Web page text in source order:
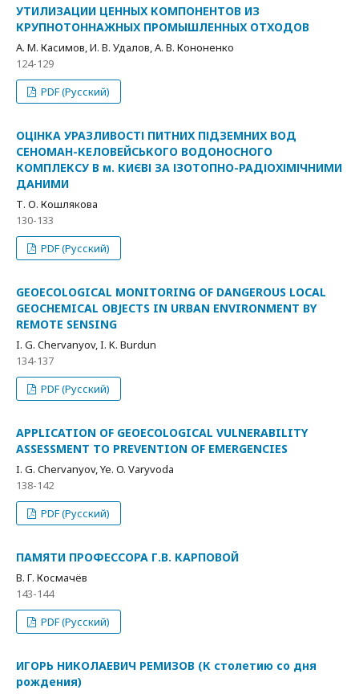
УТИЛИЗАЦИИ ЦЕННЫХ КОМПОНЕНТОВ ИЗ
КРУПНОТОННАЖНЫХ ПРОМЫШЛЕННЫХ ОТХОДОВ
А. М. Касимов, И. В. Удалов, А. В. Кононенко
124-129
PDF (Русский)
ОЦІНКА УРАЗЛИВОСТІ ПИТНИХ ПІДЗЕМНИХ ВОД
СЕНОМАН-КЕЛОВЕЙСЬКОГО ВОДОНОСНОГО
КОМПЛЕКСУ В м. КИЄВІ ЗА ІЗОТОПНО-РАДІОХІМІЧНИМИ
ДАНИМИ
Т. О. Кошлякова
130-133
PDF (Русский)
GEOECOLOGICAL MONITORING OF DANGEROUS LOCAL
GEOCHEMICAL OBJECTS IN URBAN ENVIRONMENT BY
REMOTE SENSING
I. G. Chervanyov, I. K. Burdun
134-137
PDF (Русский)
APPLICATION OF GEOECOLOGICAL VULNERABILITY
ASSESSMENT TO PREVENTION OF EMERGENCIES
I. G. Chervanyov, Ye. O. Varyvoda
138-142
PDF (Русский)
ПАМЯТИ ПРОФЕССОРА Г.В. КАРПОВОЙ
В. Г. Космачёв
143-144
PDF (Русский)
ИГОРЬ НИКОЛАЕВИЧ РЕМИЗОВ (К столетию со дня
рождения)